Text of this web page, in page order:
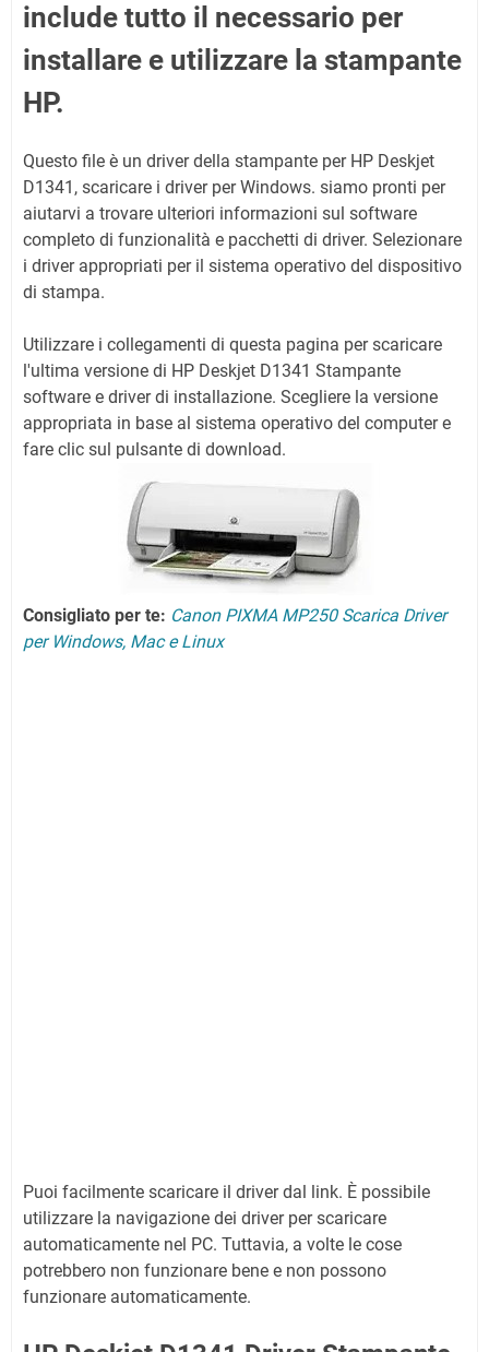
include tutto il necessario per
installare e utilizzare la stampante
HP.
Questo file è un driver della stampante per HP Deskjet
D1341, scaricare i driver per Windows. siamo pronti per
aiutarvi a trovare ulteriori informazioni sul software
completo di funzionalità e pacchetti di driver. Selezionare
i driver appropriati per il sistema operativo del dispositivo
di stampa.
Utilizzare i collegamenti di questa pagina per scaricare
l'ultima versione di HP Deskjet D1341 Stampante
software e driver di installazione. Scegliere la versione
appropriata in base al sistema operativo del computer e
fare clic sul pulsante di download.
Consigliato per te: Canon PIXMA MP250 Scarica Driver
per Windows, Mac e Linux
Puoi facilmente scaricare il driver dal link. È possibile
utilizzare la navigazione dei driver per scaricare
automaticamente nel PC. Tuttavia, a volte le cose
potrebbero non funzionare bene e non possono
funzionare automaticamente.